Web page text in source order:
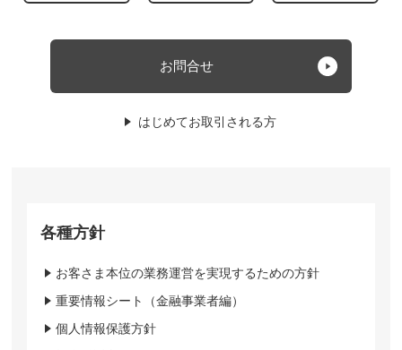
お問合せ
はじめてお取引される方
各種方針
お客さま本位の業務運営を実現するための方針
重要情報シート（金融事業者編）
個人情報保護方針